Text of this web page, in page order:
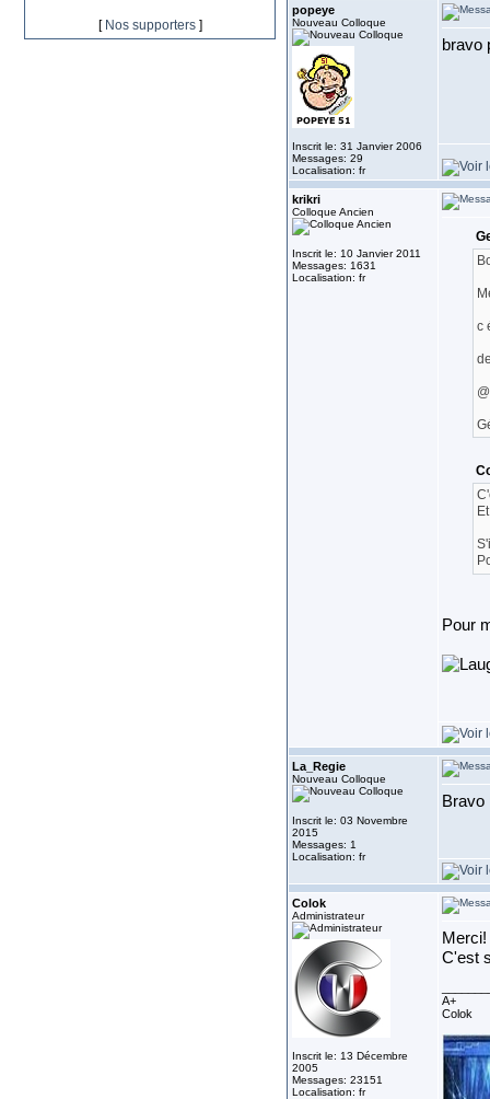
[ Nos supporters]
popeye
Nouveau Colloque
Inscrit le: 31 Janvier 2006
Messages: 29
Localisation: fr
bravo
krikri
Colloque Ancien
Inscrit le: 10 Janvier 2011
Messages: 1631
Localisation: fr
c
Pour
La_Regie
Nouveau Colloque
Inscrit le: 03 Novembre
2015
Messages: 1
Localisation: fr
Bravo
Colok
Administrateur
Inscrit le: 13 Décembre
2005
Messages: 23151
Localisation: fr
Merci!
C'est
A+
Colok